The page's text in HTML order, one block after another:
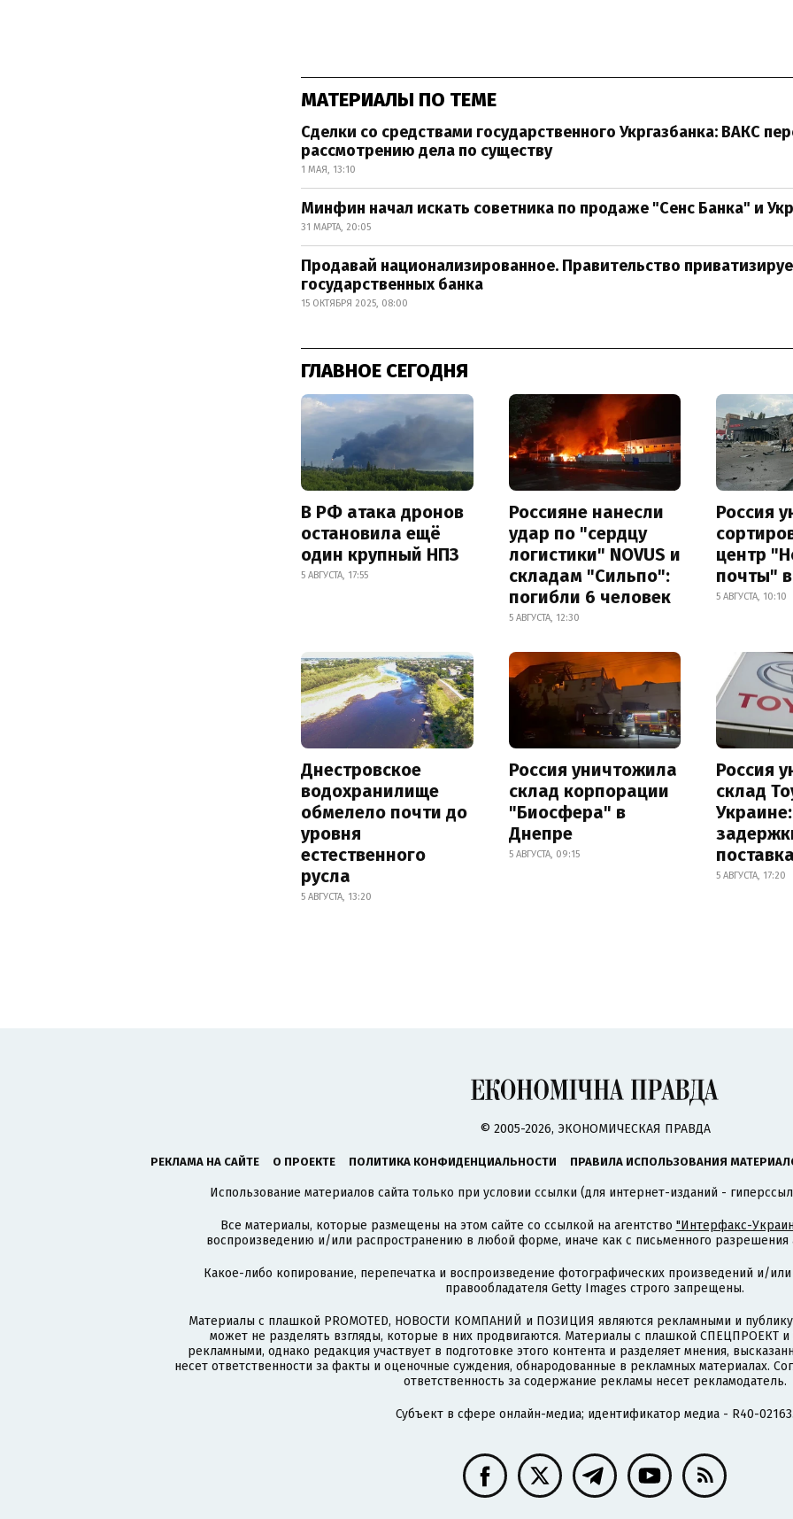
МАТЕРИАЛЫ ПО ТЕМЕ
Сделки со средствами государственного Укргазбанка: ВАКС
рассмотрению дела по существу
1 МАЯ, 13:10
Минфин начал искать советника по продаже "Сенс Банка" и
31 МАРТА, 20:05
Продавай национализированное. Правительство
государственных банка
15 ОКТЯБРЯ 2025, 08:00
ГЛАВНОЕ СЕГОДНЯ
В РФ атака дронов
остановила ещё
один крупный НПЗ
5 АВГУСТА, 17:55
Россияне нанесли
удар по "сердцу
логистики" NOVUS и
складам "Сильпо":
погибли 6 человек
5 АВГУСТА, 12:30
Россия
центр
почты"
5 АВГУСТА, 10:10
Днестровское
водохранилище
обмелело почти до
уровня
естественного
русла
5 АВГУСТА, 13:20
Россия уничтожила
склад корпорации
"Биосфера" в
Днепре
5 АВГУСТА, 09:15
Россия
склад
5 АВГУСТА, 17:20
© 2005-2026, ЭКОНОМИЧЕСКАЯ ПРАВДА
РЕКЛАМА НА САЙТЕ О ПРОЕКТЕ ПОЛИТИКА КОНФИДЕНЦИАЛЬНОСТИ ПРАВИЛА ИСПОЛЬЗОВАНИЯ
Использование материалов сайта только при условии ссылки (для интернет-изданий -
Все материалы, которые размещены на этом сайте со ссылкой на агентство "Интерфакс-
воспроизведению и/или распространению в любой форме, иначе как с письменного разрешения
Какое-либо копирование, перепечатка и воспроизведение фотографических произведений и/
правообладателя Getty Images строго запрещены.
Материалы с плашкой PROMOTED, НОВОСТИ КОМПАНИЙ и ПОЗИЦИЯ являются рекламными и
может не разделять взгляды, которые в них продвигаются. Материалы с плашкой СПЕЦПРОЕКТ
рекламными, однако редакция участвует в подготовке этого контента и разделяет мнения,
несет ответственности за факты и оценочные суждения, обнародованные в рекламных материалах.
ответственность за содержание рекламы несет рекламодатель.
Субъект в сфере онлайн-медиа; идентификатор медиа - R40-02163.